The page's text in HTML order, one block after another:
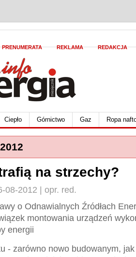
PRENUMERATA REKLAMA REDAKCJA
Ciepło Górnictwo Gaz Ropa
na strzechy?
08-2012 | opr. red.
o Odnawialnych Źródłach
montowania urządzeń
energii
- zarówno nowo budowanym,